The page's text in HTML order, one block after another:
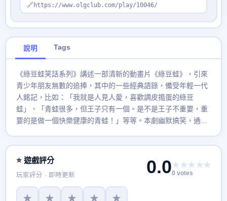
🔗 https://www.olgclub.com/play/10046/
說明 Tags
《綠豆蛙笑話系列》講述一部清新的動畫片《綠豆蛙》，引來
青少年朋友無數的追捧，其中的一些經典語錄，備受年輕一代
人銘記，比如：「我就是人見人愛，喜歡調皮搗蛋的綠豆
蛙」、「青蛙很多，但王子只有一個。是不是王子不重要，重
要的是做一個快樂健康的青蛙！」等等。本劇幽默搞笑，通過
⭐ 遊戲評分
玩家評分 · 即時更新 0.0★★★★★
0 votes
★ ★ ★ ★ ★